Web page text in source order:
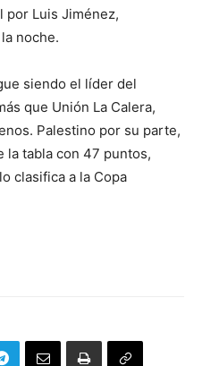
por Luis Jiménez,
noche.
siendo el líder del
que Unión La Calera,
Palestino por su parte,
la tabla con 47 puntos,
clasifica a la Copa